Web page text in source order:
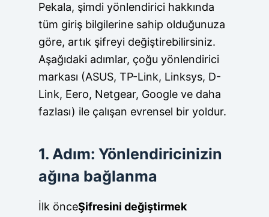
Pekala, şimdi yönlendirici hakkında
tüm giriş bilgilerine sahip olduğunuza
göre, artık şifreyi değiştirebilirsiniz.
Aşağıdaki adımlar, çoğu yönlendirici
markası (ASUS, TP-Link, Linksys, D-
Link, Eero, Netgear, Google ve daha
fazlası) ile çalışan evrensel bir yoldur.
1. Adım: Yönlendiricinizin
ağına bağlanma
İlk önceŞifresini değiştirmek